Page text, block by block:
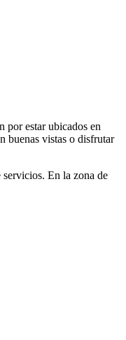
por estar ubicados en
buenas vistas o disfrutar
servicios. En la zona de